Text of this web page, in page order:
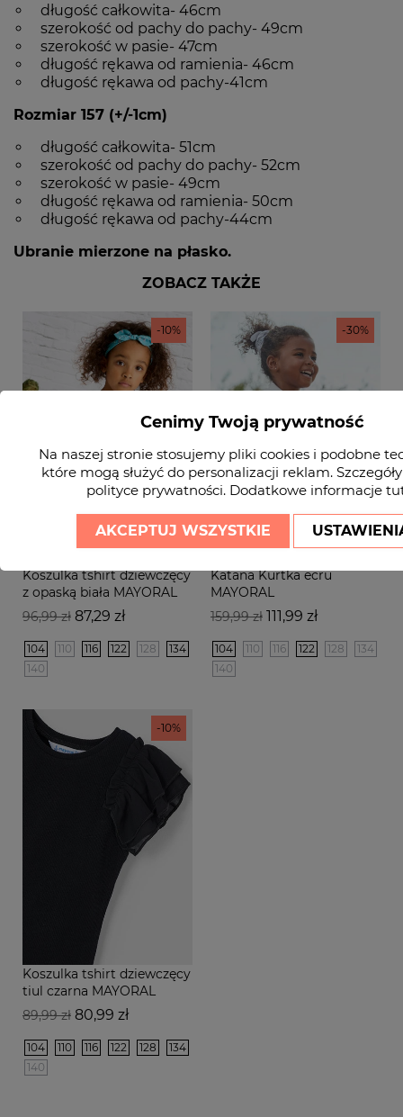
ZOBACZ TAKŻE
Koszulka tshirt dziewczęcy
z opaską biała MAYORAL
Cena
96,99 zł Cena
87,29 zł
-10%
104 110 116 122 128
134
140
Katana Kurtka ecru
MAYORAL
Cena
159,99 zł Cena
111,99 zł
-30%
104 110 116 122 128
134
140
Koszulka tshirt dziewczęcy
tiul czarna MAYORAL
Cena
89,99 zł Cena
80,99 zł
-10%
104 110 116 122 128
134
140
długość całkowita- 46cm
szerokość od pachy do pachy- 49cm
szerokość w pasie- 47cm
długość rękawa od ramienia- 46cm
długość rękawa od pachy-41cm
Rozmiar 157 (+/-1cm)
długość całkowita- 51cm
szerokość od pachy do pachy- 52cm
szerokość w pasie- 49cm
długość rękawa od ramienia- 50cm
długość rękawa od pachy-44cm
Ubranie mierzone na płasko.
Cenimy Twoją prywatność
Na naszej stronie stosujemy pliki cookies i podobne
które mogą służyć do personalizacji reklam.
polityce prywatności. Dodatkowe informacje
AKCEPTUJ WSZYSTKIE